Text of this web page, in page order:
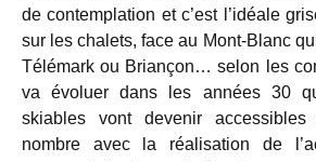
de contemplation et c’est l’idéale
sur les chalets, face au Mont-Blanc
Télémark ou Briançon… selon les
va évoluer dans les années 30
skiables vont devenir
nombre avec la réalisation de